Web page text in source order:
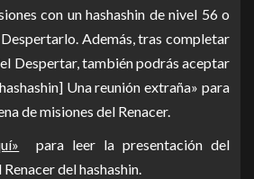
con un hashashin de nivel 56 o
Además, tras completar
Despertar, también podrás aceptar
Una reunión extraña» para
de misiones del Renacer.
para leer la presentación del
del hashashin.